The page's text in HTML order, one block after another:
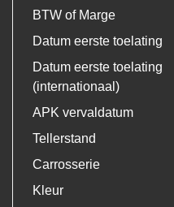
BTW of Marge
Datum eerste toelating
Datum eerste toelating
(internationaal)
APK vervaldatum
Tellerstand
Carrosserie
Kleur